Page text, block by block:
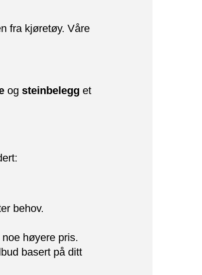
fra kjøretøy. Våre
og steinbelegg et
behov.
høyere pris.
basert på ditt